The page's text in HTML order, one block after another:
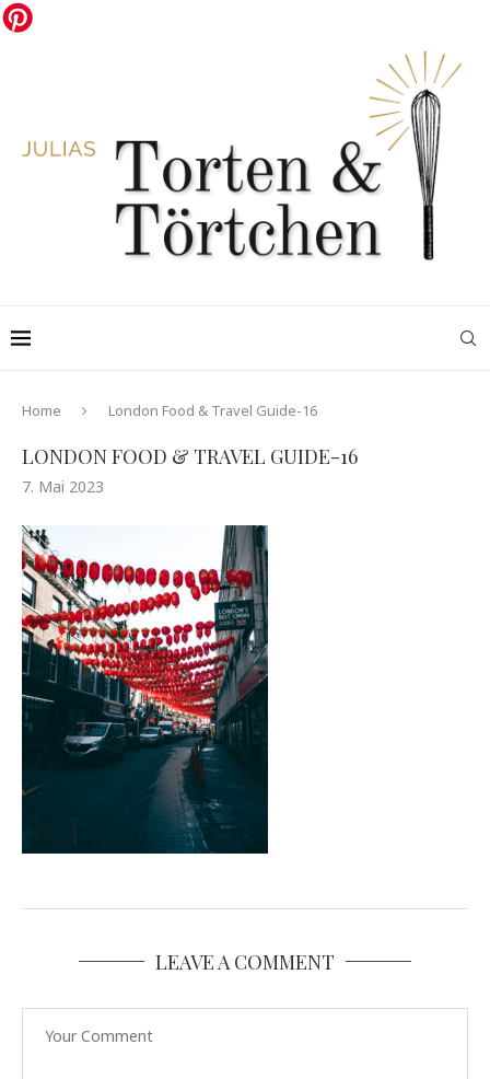
Home London Food & Travel Guide-16
LONDON FOOD & TRAVEL GUIDE-16
7. Mai 2023
LEAVE A COMMENT